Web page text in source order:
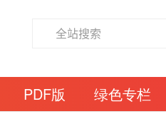
PDF版 绿色专栏